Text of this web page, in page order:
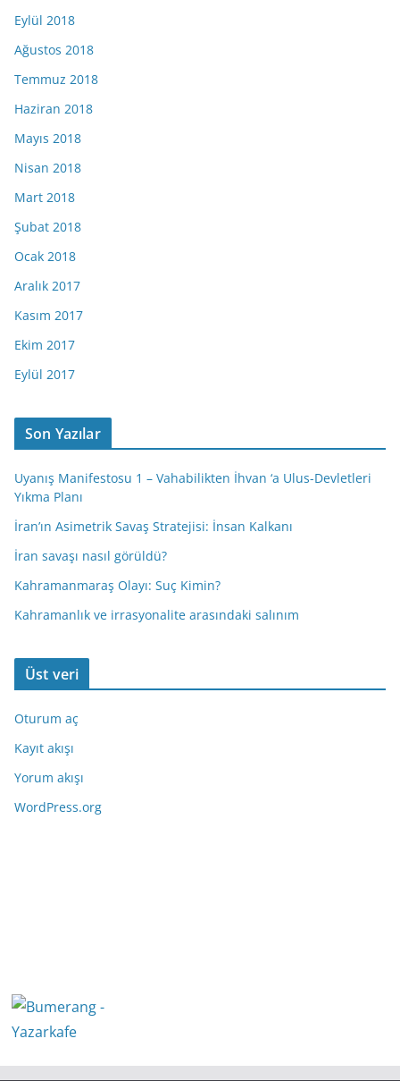
Eylül 2018
Ağustos 2018
Temmuz 2018
Haziran 2018
Mayıs 2018
Nisan 2018
Mart 2018
Şubat 2018
Ocak 2018
Aralık 2017
Kasım 2017
Ekim 2017
Eylül 2017
Son Yazılar
Uyanış Manifestosu 1 – Vahabilikten İhvan ‘a Ulus-Devletleri
Yıkma Planı
İran’ın Asimetrik Savaş Stratejisi: İnsan Kalkanı
İran savaşı nasıl görüldü?
Kahramanmaraş Olayı: Suç Kimin?
Kahramanlık ve irrasyonalite arasındaki salınım
Üst veri
Oturum aç
Kayıt akışı
Yorum akışı
WordPress.org